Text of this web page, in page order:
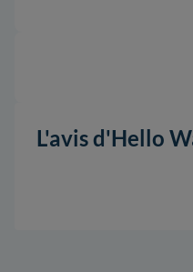
L'avis d'Hello